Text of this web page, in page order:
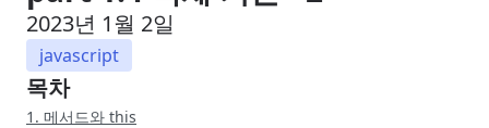
2023년 1월 2일
javascript
목차
1. 메서드와 this